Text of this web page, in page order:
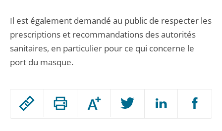
Passer
Augmenter
ou
Il est également demandé au public de respecter les
prescriptions et recommandations des autorités
sanitaires, en particulier pour ce qui concerne le
port du masque.